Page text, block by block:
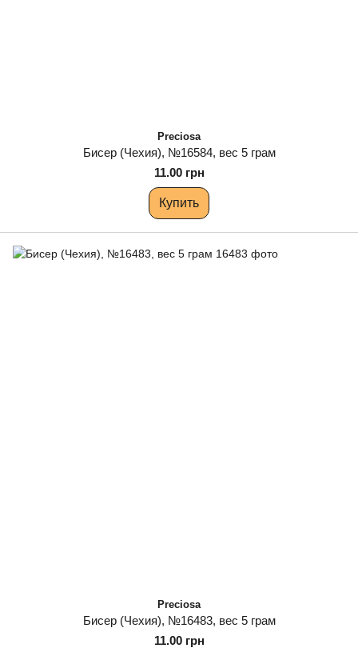
Preciosa
Бисер (Чехия), №16584, вес 5 грам
11.00 грн
Купить
Preciosa
Бисер (Чехия), №16483, вес 5 грам
11.00 грн